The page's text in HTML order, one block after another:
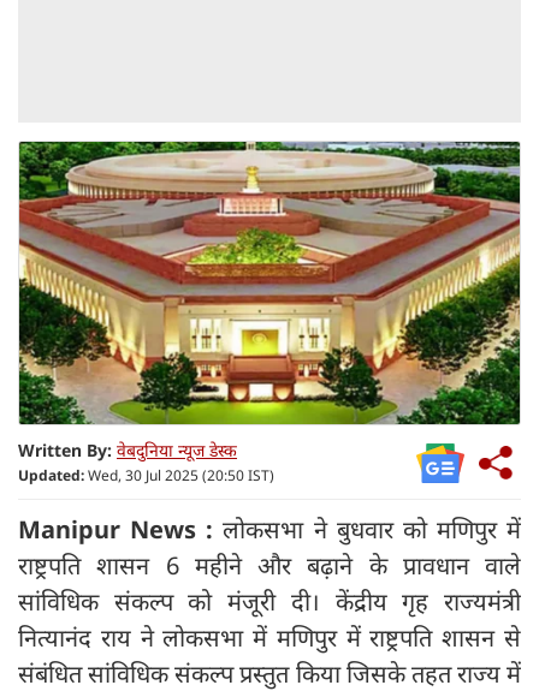
Written By: वेबदुनिया न्यूज डेस्क
Updated:Wed, 30 Jul 2025 (20:50 IST)
Manipur News :लोकसभा ने बुधवार को मणिपुर में
राष्ट्रपति शासन 6 महीने और बढ़ाने के प्रावधान वाले
सांविधिक संकल्प को मंजूरी दी। केंद्रीय गृह राज्यमंत्री
नित्यानंद राय ने लोकसभा में मणिपुर में राष्ट्रपति शासन से
संबंधित सांविधिक संकल्प प्रस्तुत किया जिसके तहत राज्य में